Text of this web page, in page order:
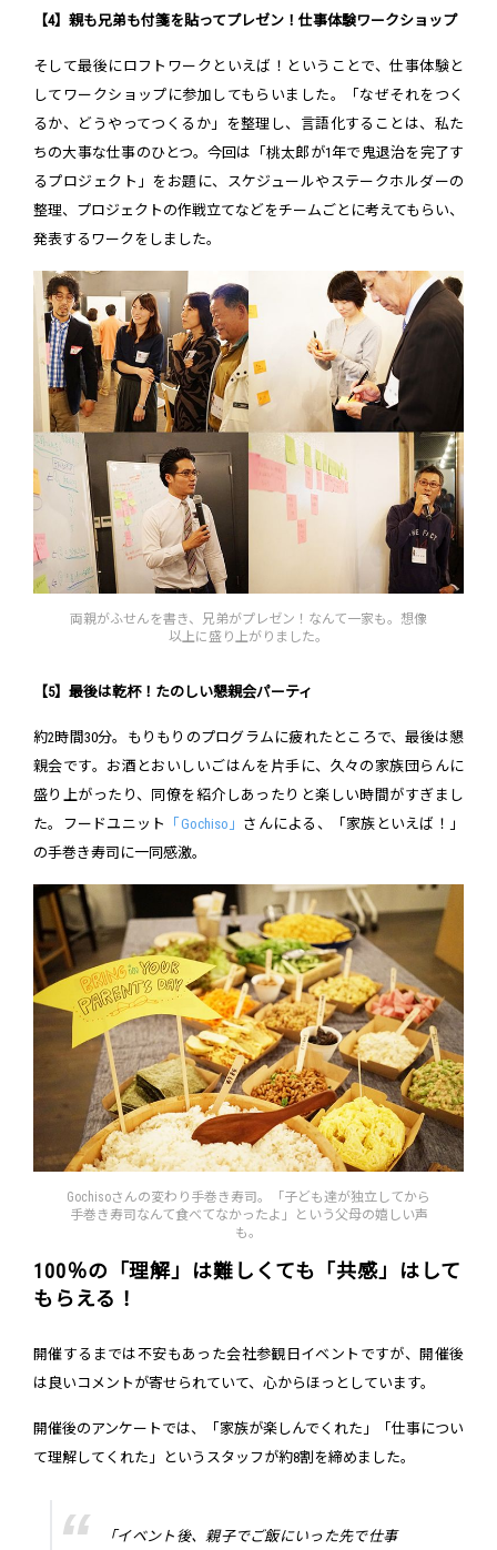
【4】親も兄弟も付箋を貼ってプレゼン！仕事体験ワークショップ
そして最後にロフトワークといえば！ということで、仕事体験と
してワークショップに参加してもらいました。「なぜそれをつく
るか、どうやってつくるか」を整理し、言語化することは、私た
ちの大事な仕事のひとつ。今回は「桃太郎が1年で鬼退治を完了す
るプロジェクト」をお題に、スケジュールやステークホルダーの
整理、プロジェクトの作戦立てなどをチームごとに考えてもらい、
発表するワークをしました。
両親がふせんを書き、兄弟がプレゼン！なんて一家も。想像
以上に盛り上がりました。
【5】最後は乾杯！たのしい懇親会パーティ
約2時間30分。もりもりのプログラムに疲れたところで、最後は懇
親会です。お酒とおいしいごはんを片手に、久々の家族団らんに
盛り上がったり、同僚を紹介しあったりと楽しい時間がすぎまし
た。フードユニット
「Gochiso」 さんによる、「家族といえば！」
の手巻き寿司に一同感激。
Gochisoさんの変わり手巻き寿司。「子ども達が独立してから
手巻き寿司なんて食べてなかったよ」という父母の嬉しい声
も。
100％の「理解」は難しくても「共感」はして
もらえる！
開催するまでは不安もあった会社参観日イベントですが、開催後
は良いコメントが寄せられていて、心からほっとしています。
開催後のアンケートでは、「家族が楽しんでくれた」「仕事につい
て理解してくれた」というスタッフが約8割を締めました。
「イベント後、親子でご飯にいった先で仕事